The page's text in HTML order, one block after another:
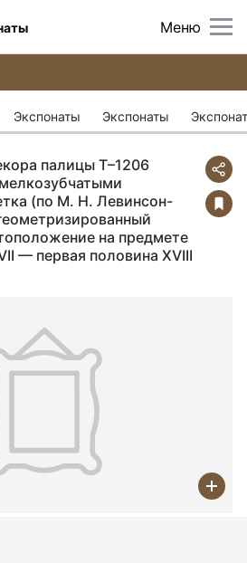
Меню
Экспонаты Экспонаты
палицы Т–1206
(по М. Н. Левинсон-
на предмете
— первая половина XVIII